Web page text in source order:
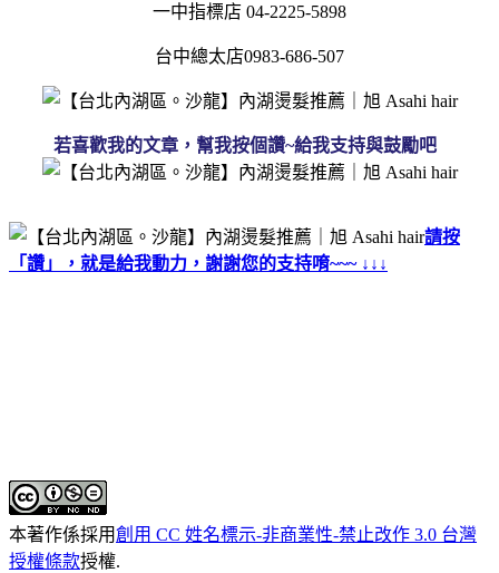
一中指標店 04-2225-5898
台中總太店0983-686-507
若喜歡我的文章，幫我按個讚~給我支持與鼓勵吧
請按
「讚」，就是給我動力，謝謝您的支持唷~~~ ↓↓↓
本著作係採用創用 CC 姓名標示-非商業性-禁止改作 3.0 台灣
授權條款授權.